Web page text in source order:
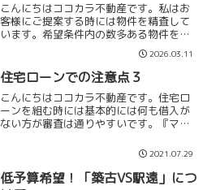
こんにちはココカラ不動産です。私はお
客様にご提案する時には物件を精査して
います。希望条件内の数多ある物件を一
つ一つ「住み心地」「資産性」「将来の
出口」などをチェックしています。そし
て私がお客様の立場になって考えて「買
いたい」「住みたい」と思...
2026.03.11
住宅ローンでの注意点３
こんにちはココカラ不動産です。住宅ロ
ーンを組む時には基本的には何も借入が
ない方が審査は通りやすいです。『マイ
らは『住宅ローンでの注意点』でもお話
しいたしました。実は住宅ローンを借入
する上でもっとも『ヤバい...
2021.07.29
低予算希望！「築古VS駅遠」につ